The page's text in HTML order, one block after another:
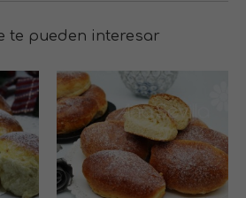
te pueden interesar